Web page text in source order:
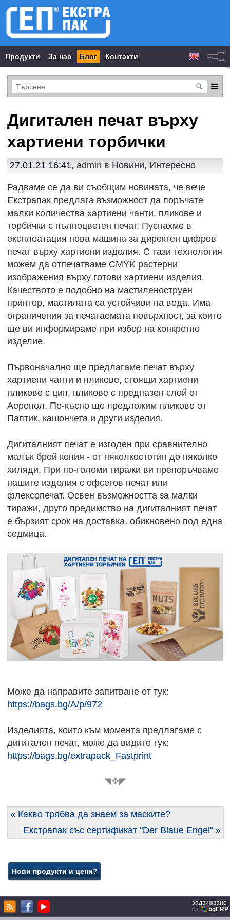
Продукти За нас Блог Контакти
Дигитален печат върху
хартиени торбички
27.01.21 16:41, admin в Новини, Интересно
Радваме се да ви съобщим новината, че вече
Екстрапак предлага възможност да поръчате
малки количества хартиени чанти, пликове и
торбички с пълноцветен печат. Пуснахме в
експлоатация нова машина за директен цифров
печат върху хартиени изделия. С тази технология
можем да отпечатваме CMYK растерни
изображения върху готови хартиени изделия.
Качеството е подобно на мастиленоструен
принтер, мастилата са устойчиви на вода. Има
ограничения за печатаемата повърхност, за които
ще ви информираме при избор на конкретно
изделие.
Първоначално ще предлагаме печат върху
хартиени чанти и пликове, стоящи хартиени
пликове с цип, пликове с предпазен слой от
Аеропол. По-късно ще предложим пликове от
Паптик, кашончета и други изделия.
Дигиталният печат е изгоден при сравнително
малък брой копия - от няколкостотин до няколко
хиляди. При по-големи тиражи ви препоръчваме
нашите изделия с офсетов печат или
флексопечат. Освен възможността за малки
тиражи, друго предимство на дигиталният печат
е бързият срок на доставка, обикновено под една
седмица.
Може да направите запитване от тук:
https://bags.bg/A/p/972
Изделията, които към момента предлагаме с
дигитален печат, може да видите тук:
https://bags.bg/extrapack_Fastprint
◥✥◤
« Какво трябва да знаем за маските?
Екстрапак със сертификат "Der Blaue Engel" »
задвижвано
от
bgERP